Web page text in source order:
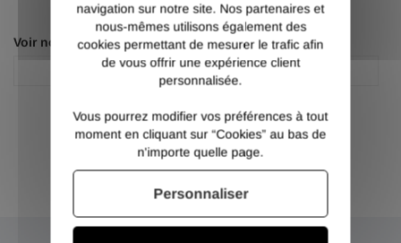
Voir nos autres pages :
Blister
Foret
navigation sur notre site. Nos partenaires et
nous-mêmes utilisons également des
cookies permettant de mesurer le trafic afin
de vous offrir une expérience client
personnalisée.
Vous pourrez modifier vos préférences à tout
moment en cliquant sur “Cookies” au bas de
n'importe quelle page.
Personnaliser